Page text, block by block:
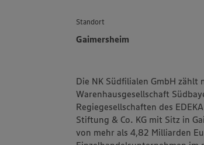
Standort
Gaimersheim
Die NK Südfilialen GmbH zählt
Warenhausgesellschaft
Regiegesellschaften des
Stiftung & Co. KG mit Sitz in
von mehr als 4,82 Milliarden